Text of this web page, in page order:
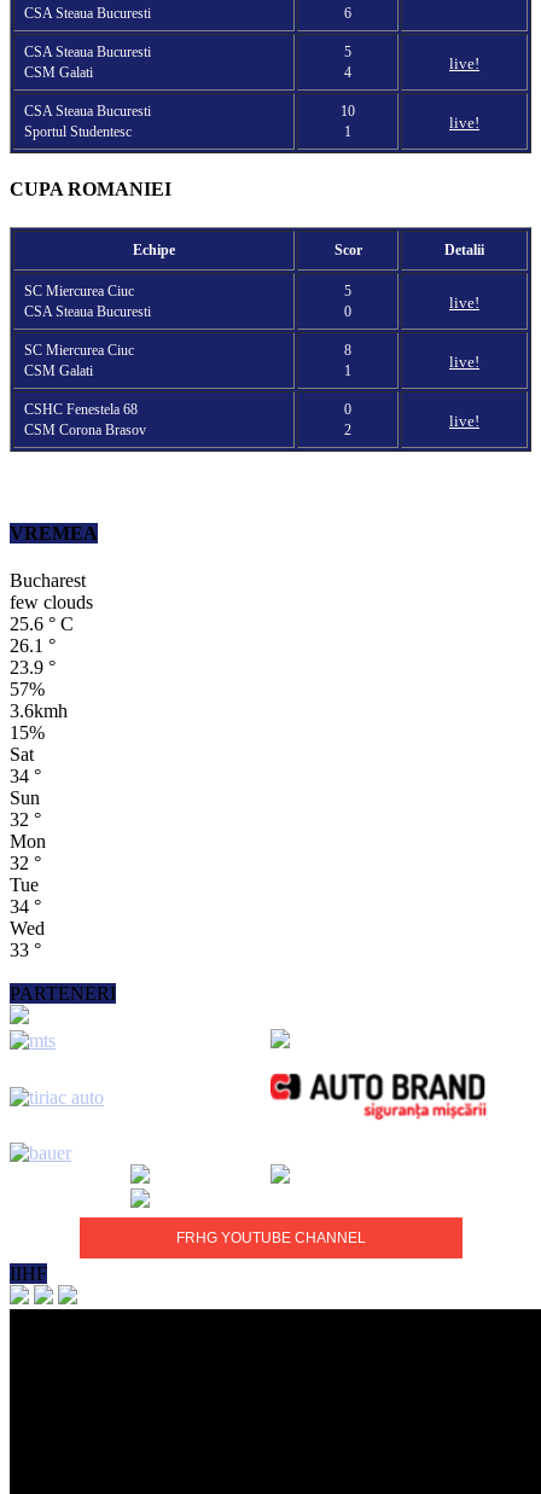
CSA Steaua Bucuresti
6
CSA Steaua Bucuresti
CSM Galati
5
4
live!
CSA Steaua Bucuresti
Sportul Studentesc
10
1
live!
CUPA ROMANIEI
Echipe Scor Detalii
SC Miercurea Ciuc
CSA Steaua Bucuresti
5
0
live!
SC Miercurea Ciuc
CSM Galati
8
1
live!
CSHC Fenestela 68
CSM Corona Brasov
0
2
live!
VREMEA
Bucharest
few clouds
25.6 ° C
26.1 °
23.9 °
57%
3.6kmh
15%
Sat
34 °
Sun
32 °
Mon
32 °
Tue
34 °
Wed
33 °
PARTENERI
FRHG YOUTUBE CHANNEL
IIHF